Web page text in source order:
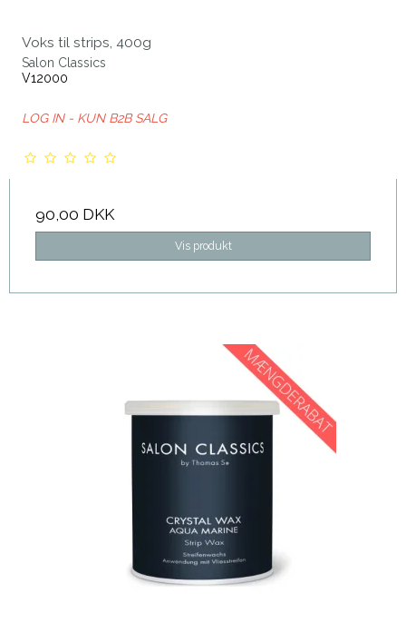
Voks til strips, 400g
Salon Classics
V12000
LOG IN - KUN B2B SALG
90,00 DKK
Vis produkt